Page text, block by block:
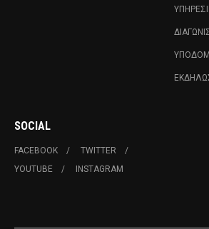
SOCIAL
FACEBOOK
TWITTER
YOUTUBE
INSTAGRAM